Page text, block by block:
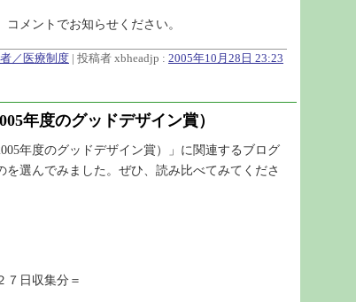
メントでお知らせください。
／医療制度 | 投稿者 xbheadjp : 2005年10月28日 23:23
年度のグッドデザイン賞）
年度のグッドデザイン賞）」に関連するブログ
を選んでみました。ぜひ、読み比べてみてくださ
７日収集分＝